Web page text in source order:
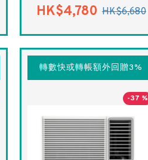
HK$4,780 HK$6,680
轉數快或轉帳額外回贈3%
-37 %